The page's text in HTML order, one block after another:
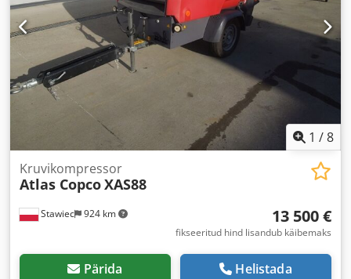
1 /8
Stawiec 924 km
Kruvikompressor
Atlas CopcoXAS88
13 500 €
fikseeritud hind lisandub käibemaks
Pärida Helistada